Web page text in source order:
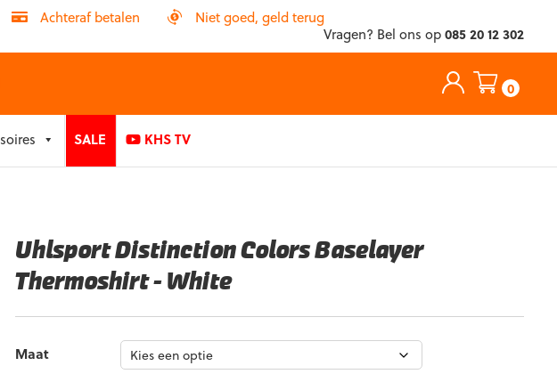
Achteraf betalen
Niet goed, geld terug
Vragen? Bel ons op085 20 12 302
0
SALE KHS TV
Uhlsport Distinction Colors Baselayer
Thermoshirt – White
Maat